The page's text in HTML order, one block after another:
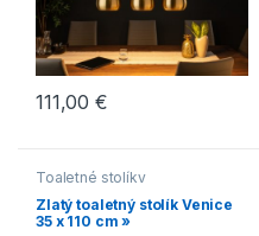
111,00€
Toaletné stolíky
Zlatý toaletný stolík Venice
35 x 110 cm »